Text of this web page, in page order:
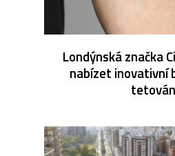
Londýnská značka
nabízet inovativní